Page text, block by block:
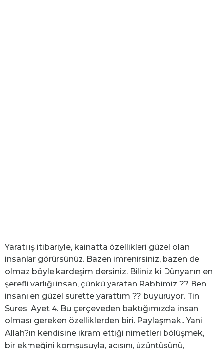
Yaratılış itibariyle, kainatta özellikleri güzel olan
insanlar görürsünüz. Bazen imrenirsiniz, bazen de
olmaz böyle kardeşim dersiniz. Biliniz ki Dünyanın en
şerefli varlığı insan, çünkü yaratan Rabbimiz ?? Ben
insanı en güzel surette yarattım ?? buyuruyor. Tin
Suresi Ayet 4. Bu çerçeveden baktığımızda insan
olması gereken özelliklerden biri. Paylaşmak.. Yani
Allah?ın kendisine ikram ettiği nimetleri bölüşmek,
bir ekmeğini komşusuyla, acısını, üzüntüsünü,